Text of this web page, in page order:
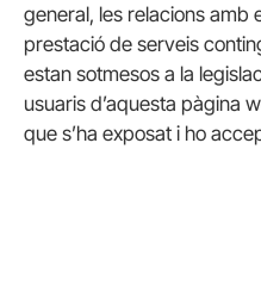
general, les relacions amb
prestació de serveis
estan sotmesos a la
usuaris d’aquesta pàgina
que s’ha exposat i ho